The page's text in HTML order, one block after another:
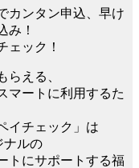
カンタン申込、早け
み！
ェック！
らえる、
マートに利用するた
イチェック」は
ナルの
トにサポートする福